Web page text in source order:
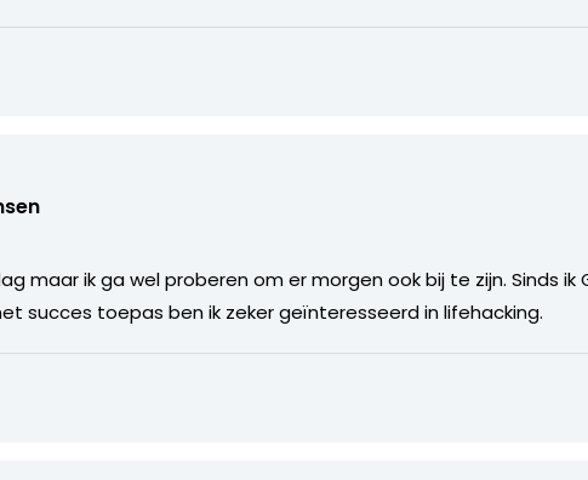
maar ik ga wel proberen om er morgen ook bij te zijn. Sinds ik
succes toepas ben ik zeker geïnteresseerd in lifehacking.